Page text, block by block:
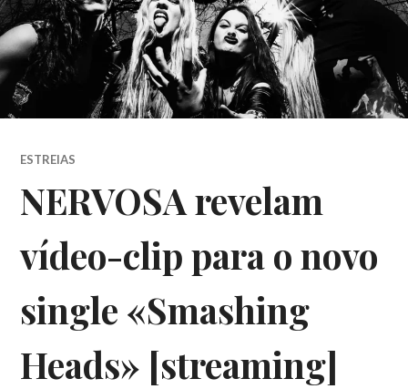
ESTREIAS
NERVOSA revelam
vídeo-clip para o novo
single «Smashing
Heads» [streaming]